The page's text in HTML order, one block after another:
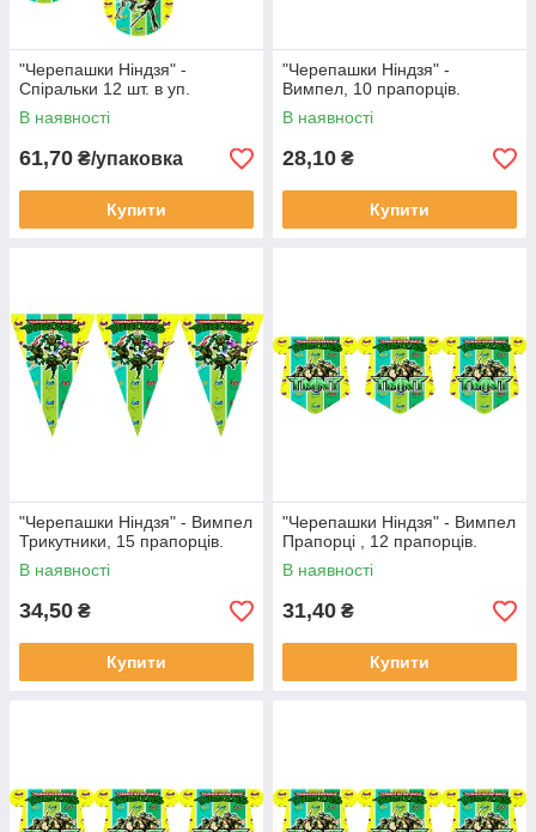
"Черепашки Ніндзя" -
Спіральки 12 шт. в уп.
В наявності
61,70 ₴/упаковка
Купити
"Черепашки Ніндзя" -
Вимпел, 10 прапорців.
В наявності
28,10 ₴
Купити
"Черепашки Ніндзя" - Вимпел
Трикутники, 15 прапорців.
В наявності
34,50 ₴
Купити
"Черепашки Ніндзя" - Вимпел
Прапорці , 12 прапорців.
В наявності
31,40 ₴
Купити